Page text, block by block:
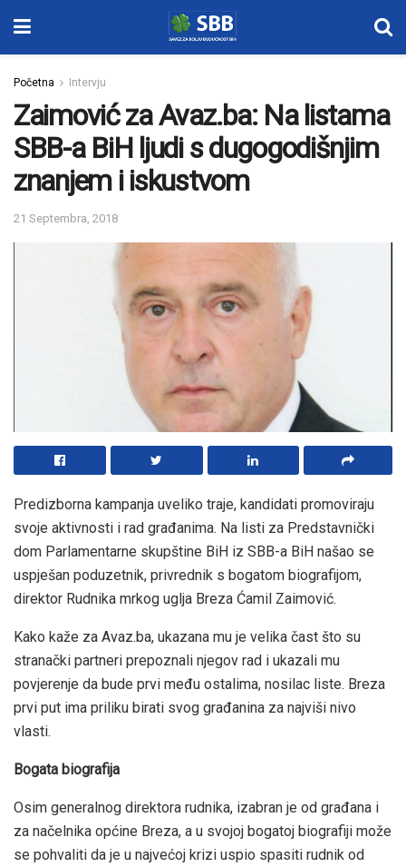
Početna Intervju
Zaimović za Avaz.ba: Na listama
SBB-a BiH ljudi s dugogodišnjim
znanjem i iskustvom
21 Septembra, 2018
Predizborna kampanja uveliko traje, kandidati promoviraju
svoje aktivnosti i rad građanima. Na listi za Predstavnički
dom Parlamentarne skupštine BiH iz SBB-a BiH našao se
uspješan poduzetnik, privrednik s bogatom biografijom,
direktor Rudnika mrkog uglja Breza Ćamil Zaimović.
Kako kaže za Avaz.ba, ukazana mu je velika čast što su
stranački partneri prepoznali njegov rad i ukazali mu
povjerenje da bude prvi među ostalima, nosilac liste. Breza
prvi put ima priliku birati svog građanina za najviši nivo
vlasti.
Bogata biografija
Osim generalnog direktora rudnika, izabran je od građana i
za načelnika općine Breza, a u svojoj bogatoj biografiji može
se pohvaliti da je u najvećoj krizi uspio spasiti rudnik od